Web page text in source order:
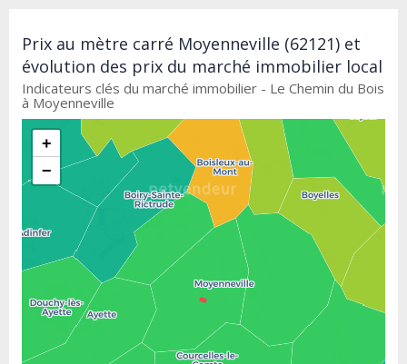
Prix au mètre carré Moyenneville (62121) et
évolution des prix du marché immobilier local
Indicateurs clés du marché immobilier - Le Chemin du Bois
à Moyenneville
+
−